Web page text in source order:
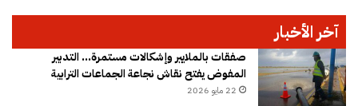
آخر الأخبار
صفقات بالملايير وإشكالات مستمرة… التدبير
المفوض يفتح نقاش نجاعة الجماعات الترابية
22 مايو 2026